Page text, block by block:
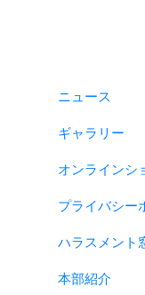
ニュース
ギャラリー
オンラインシ
プライバシー
ハラスメント
本部紹介